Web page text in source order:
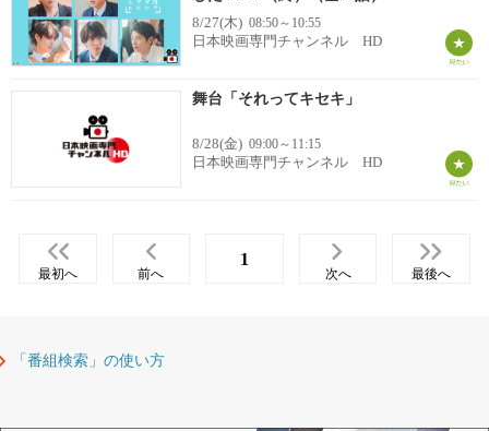
8/27(木) 08:50～10:55
日本映画専門チャンネル HD
舞台「それってキセキ」
8/28(金) 09:00～11:15
日本映画専門チャンネル HD
最初へ 前へ
1
次へ 最後へ
「番組検索」の使い方